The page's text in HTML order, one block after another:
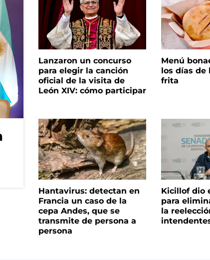
Lanzaron un concurso
para elegir la canción
oficial de la visita de
León XIV: cómo participar
Menú
los días de
frita
Hantavirus: detectan en
Francia un caso de la
cepa Andes, que se
transmite de persona a
persona
Kicillof dio
para
la